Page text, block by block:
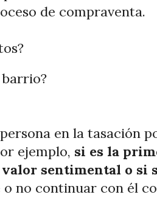
de compraventa.
barrio?
en la tasación
ejemplo, si es la
sentimental o si
no continuar con él